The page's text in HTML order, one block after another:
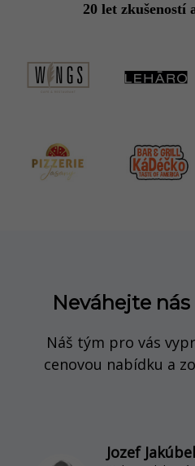
20 let zkušeností
Neváhejte
Náš tým pro vás
cenovou nabídku a
Jozef